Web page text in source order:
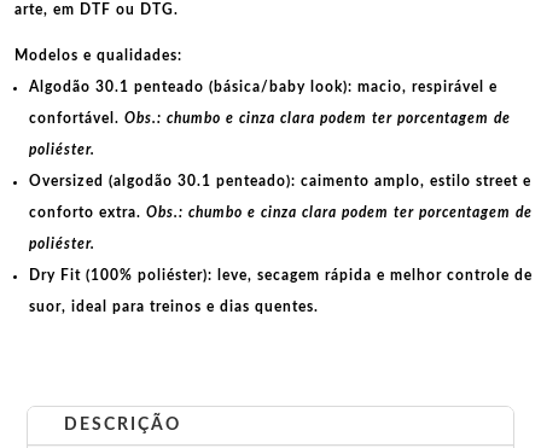
arte, em DTF ou DTG.
Modelos e qualidades:
Algodão 30.1 penteado (básica/baby look): macio, respirável e
confortável. Obs.: chumbo e cinza clara podem ter porcentagem de
poliéster.
Oversized (algodão 30.1 penteado): caimento amplo, estilo street e
conforto extra. Obs.: chumbo e cinza clara podem ter porcentagem de
poliéster.
Dry Fit (100% poliéster): leve, secagem rápida e melhor controle de
suor, ideal para treinos e dias quentes.
DESCRIÇÃO